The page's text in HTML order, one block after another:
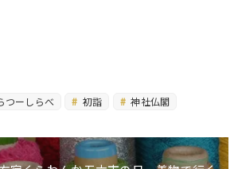
つーしらべ 初詣 神社仏閣